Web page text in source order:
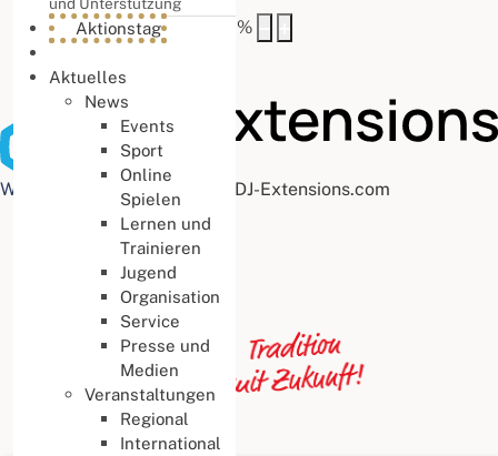
Buchstabenabstand
%
Web Accessibility plugin by DJ-Extensions.com
Aktionstag
Aktuelles
News
Events
Sport
Online
Spielen
Lernen und
Trainieren
Jugend
Organisation
Service
Presse und
Medien
Veranstaltungen
Regional
International